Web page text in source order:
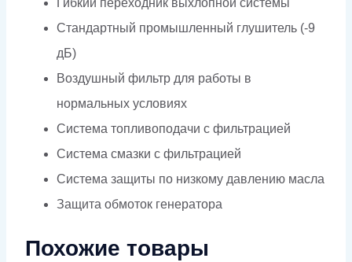
Гибкий переходник выхлопной системы
Стандартный промышленный глушитель (-9
дБ)
Воздушный фильтр для работы в
нормальных условиях
Система топливоподачи с фильтрацией
Система смазки с фильтрацией
Система защиты по низкому давлению масла
Защита обмоток генератора
Похожие товары